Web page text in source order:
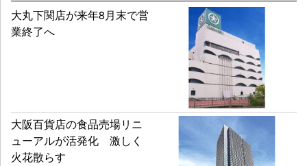
大丸下関店が来年8月末で営
業終了へ
大阪百貨店の食品売場リニ
ューアルが活発化 激しく
火花散らす